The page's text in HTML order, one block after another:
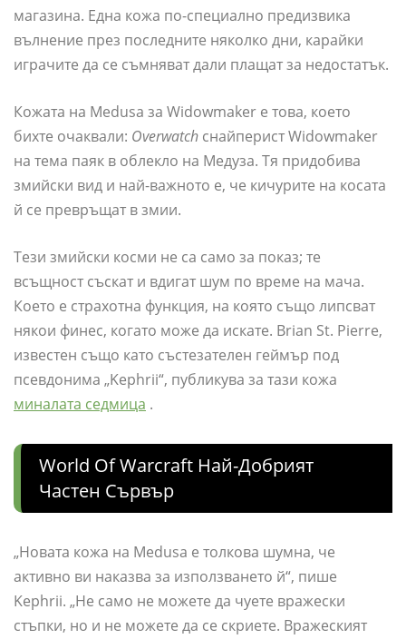
магазина. Една кожа по-специално предизвика
вълнение през последните няколко дни, карайки
играчите да се съмняват дали плащат за недостатък.
Кожата на Medusa за Widowmaker е това, което
бихте очаквали: Overwatch снайперист Widowmaker
на тема паяк в облекло на Медуза. Тя придобива
змийски вид и най-важното е, че кичурите на косата
й се превръщат в змии.
Тези змийски косми не са само за показ; те
всъщност съскат и вдигат шум по време на мача.
Което е страхотна функция, на която също липсват
някои финес, когато може да искате. Brian St. Pierre,
известен също като състезателен геймър под
псевдонима „Kephrii“, публикува за тази кожа
миналата седмица .
World Of Warcraft Най-Добрият
Частен Сървър
„Новата кожа на Medusa е толкова шумна, че
активно ви наказва за използването й“, пише
Kephrii. „Не само не можете да чуете вражески
стъпки, но и не можете да се скриете. Вражеският